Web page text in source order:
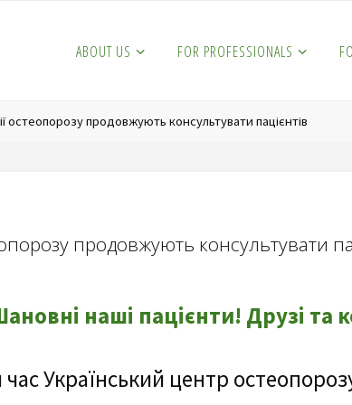
ABOUT US FOR PROFESSIONALS
остеопорозу продовжують консультувати пацієнтів
продовжують консультувати
наші пацієнти! Друзі та
Український центр остеопорозу